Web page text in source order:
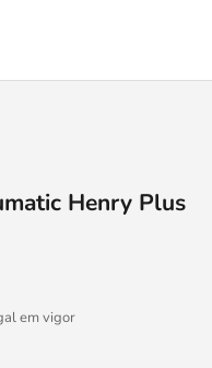
Henry Plus
em vigor